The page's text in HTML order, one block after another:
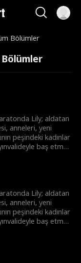
Bölümler
Bölümler
Lily; aldatan
anneleri, yeni
peşindeki kadınlar
baş etmek
Lily; aldatan
anneleri, yeni
peşindeki kadınlar
baş etmek